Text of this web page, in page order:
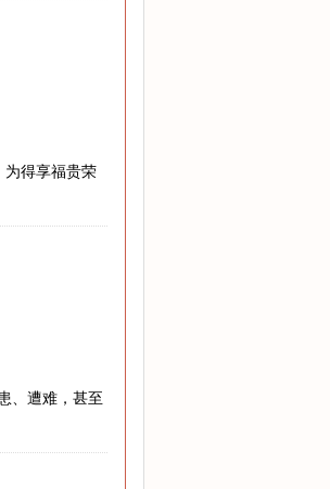
为得享福贵荣
、遭难，甚至